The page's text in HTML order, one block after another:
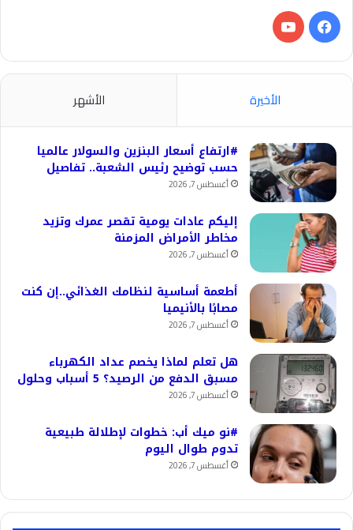
فيسبوك‫YouTube
الأخيرة الأشهر
#ارتفاع أسعار البنزين والسولار عالميا
حسب توضيح رئيس الشعبة.. تفاصيل
أغسطس 7, 2026
إليكم عادات يومية تقصر عمرك وتزيد
مخاطر الأمراض المزمنة
أغسطس 7, 2026
أطعمة أساسية لنظامك الغذائي..إن كنت
مصابًا بالأنيميا
أغسطس 7, 2026
هل تعلم لماذا يخصم عداد الكهرباء
مسبق الدفع من الرصيد؟ 5 أسباب وحلول
أغسطس 7, 2026
#نو ميك أب: خطوات لإطلالة طبيعية
تدوم طوال اليوم
أغسطس 7, 2026